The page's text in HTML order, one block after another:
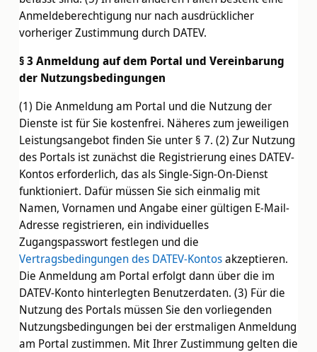
Anmeldeberechtigung nur nach ausdrücklicher
vorheriger Zustimmung durch DATEV.
§ 3 Anmeldung auf dem Portal und Vereinbarung
der Nutzungsbedingungen
(1) Die Anmeldung am Portal und die Nutzung der
Dienste ist für Sie kostenfrei. Näheres zum jeweiligen
Leistungsangebot finden Sie unter § 7. (2) Zur Nutzung
des Portals ist zunächst die Registrierung eines DATEV-
Kontos erforderlich, das als Single-Sign-On-Dienst
funktioniert. Dafür müssen Sie sich einmalig mit
Namen, Vornamen und Angabe einer gültigen E-Mail-
Adresse registrieren, ein individuelles
Zugangspasswort festlegen und die
Vertragsbedingungen des DATEV-Kontosakzeptieren.
Die Anmeldung am Portal erfolgt dann über die im
DATEV-Konto hinterlegten Benutzerdaten. (3) Für die
Nutzung des Portals müssen Sie den vorliegenden
Nutzungsbedingungen bei der erstmaligen Anmeldung
am Portal zustimmen. Mit Ihrer Zustimmung gelten die